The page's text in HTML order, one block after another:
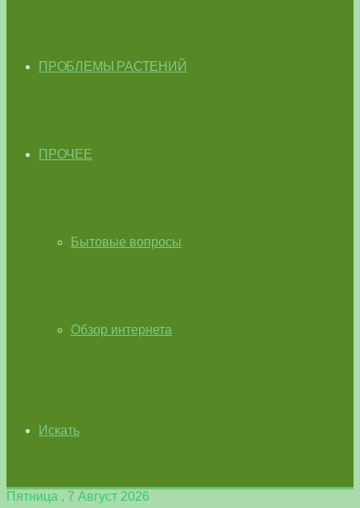
ПРОБЛЕМЫ РАСТЕНИЙ
ПРОЧЕЕ
Бытовые вопросы
Обзор интернета
Искать
Пятница , 7 Август 2026